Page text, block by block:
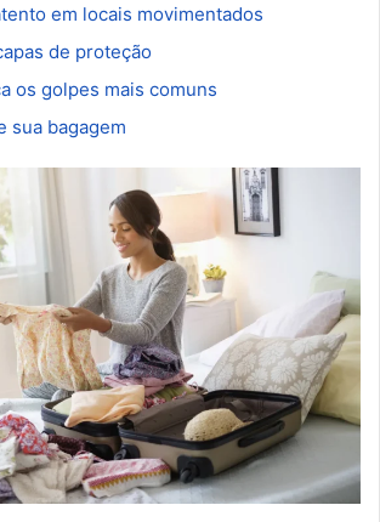
em locais movimentados
de proteção
os golpes mais comuns
sua bagagem